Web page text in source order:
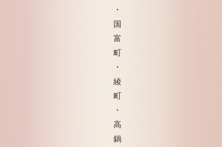
・
国
富
町
・
綾
町
・
高
鍋